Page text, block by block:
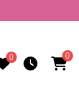
0 0